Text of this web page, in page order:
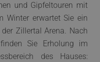
und Gipfeltouren mit
Winter erwartet Sie ein
Zillertal Arena. Nach
Sie Erholung im
des Hauses: